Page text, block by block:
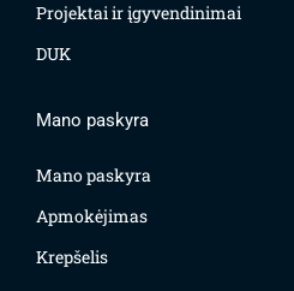
Projektai ir įgyvendinimai
DUK
Mano paskyra
Mano paskyra
Apmokėjimas
Krepšelis